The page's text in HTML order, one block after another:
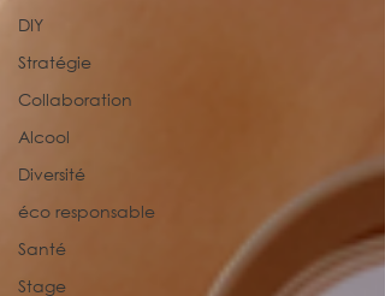
DIY
Stratégie
Collaboration
Alcool
Diversité
éco responsable
Santé
Stage